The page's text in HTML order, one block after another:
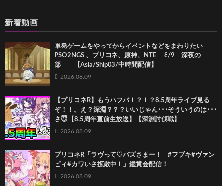
新着動画
単発ゲームをやってからイベントなどをまわりたい
PSO2NGS 、プリコネ、原神、NTE 8/9 深夜の
部 【Asia/Ship03/中時間配信】
2026.08.09
【プリコネR】もうハフバ！？！？8.5周年ライブ見る
ぞ！！。え？深淵？？？いいじゃん･･･そういうのは･･･
さ😇【8.5周年直前生放送】【深淵討伐戦】
2026.08.09
プリコネR「ラヴって♡バズさまー！ #フブキ#ヴァン
ピィ#カワいさ拡散中！」鑑賞会配信！
2026.08.09